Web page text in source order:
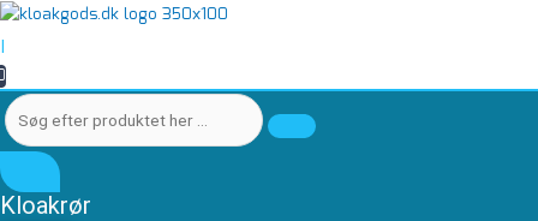
Gå
til
indholdet
|
Søg
produktet
her
…
Kloakrør
Søg
produktet
her
…
Afløbsrør
1000
mm
grå
antal